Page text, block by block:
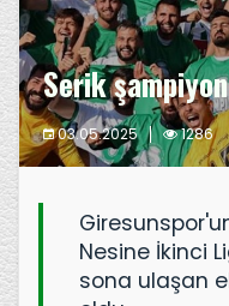
Serik
03.05.2025 1286
Nesine İkinci
sona ulaşan